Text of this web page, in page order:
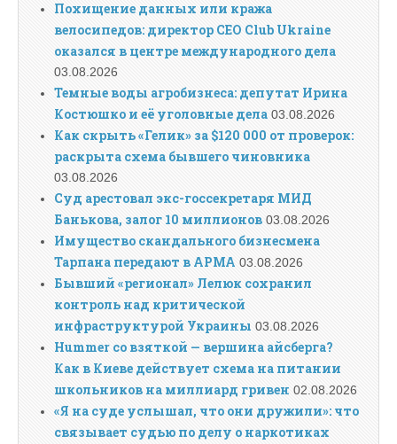
Похищение данных или кража
велосипедов: директор CEO Club Ukraine
оказался в центре международного дела
03.08.2026
Темные воды агробизнеса: депутат Ирина
Костюшко и её уголовные дела 03.08.2026
Как скрыть «Гелик» за $120 000 от проверок:
раскрыта схема бывшего чиновника
03.08.2026
Суд арестовал экс-госсекретаря МИД
Банькова, залог 10 миллионов 03.08.2026
Имущество скандального бизнесмена
Тарпана передают в АРМА 03.08.2026
Бывший «регионал» Лелюк сохранил
контроль над критической
инфраструктурой Украины 03.08.2026
Hummer со взяткой — вершина айсберга?
Как в Киеве действует схема на питании
школьников на миллиард гривен 02.08.2026
«Я на суде услышал, что они дружили»: что
связывает судью по делу о наркотиках